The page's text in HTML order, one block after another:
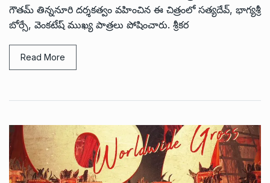
గౌతమ్ తిన్ననూరి దర్శకత్వం వహించిన ఈ చిత్రంలో సత్యదేవ్, భాగ్యశ్రీ
బోర్సే, వెంకటేష్ ముఖ్య పాత్రలు పోషించారు. శ్రీకర
Read More